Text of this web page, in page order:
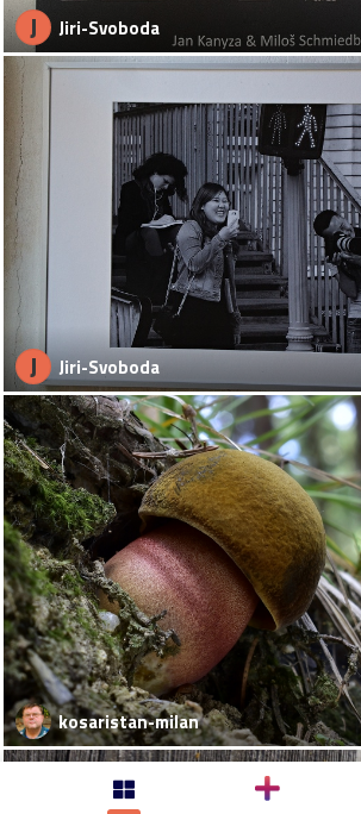
J Jiri-Svoboda
J Jiri-Svoboda
kosaristan-milan